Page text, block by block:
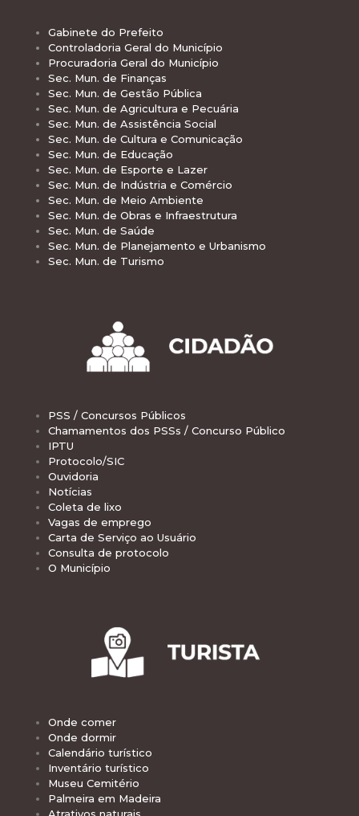
Gabinete do Prefeito
Controladoria Geral do Município
Procuradoria Geral do Município
Sec. Mun. de Finanças
Sec. Mun. de Gestão Pública
Sec. Mun. de Agricultura e Pecuária
Sec. Mun. de Assistência Social
Sec. Mun. de Cultura e Comunicação
Sec. Mun. de Educação
Sec. Mun. de Esporte e Lazer
Sec. Mun. de Indústria e Comércio
Sec. Mun. de Meio Ambiente
Sec. Mun. de Obras e Infraestrutura
Sec. Mun. de Saúde
Sec. Mun. de Planejamento e Urbanismo
Sec. Mun. de Turismo
PSS / Concursos Públicos
Chamamentos dos PSSs / Concurso Público
IPTU
Protocolo/SIC
Ouvidoria
Notícias
Coleta de lixo
Vagas de emprego
Carta de Serviço ao Usuário
Consulta de protocolo
O Município
Onde comer
Onde dormir
Calendário turístico
Inventário turístico
Museu Cemitério
Palmeira em Madeira
Atrativos naturais